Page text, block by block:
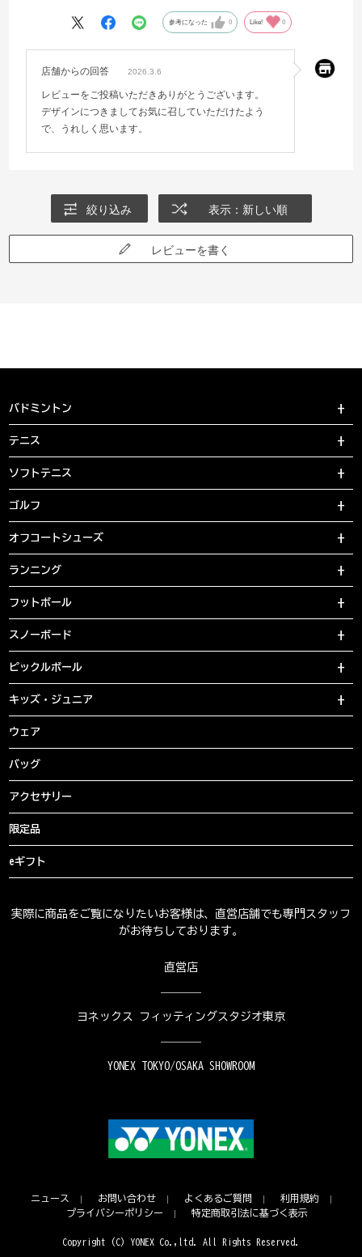
参考になった 0 Like! 0
店舗からの回答 2026.3.6
レビューをご投稿いただきありがとうございます。
デザインにつきましてお気に召していただけたよう
で、うれしく思います。
絞り込み 表示：新しい順
レビューを書く
バドミントン
テニス
ソフトテニス
ゴルフ
オフコートシューズ
ランニング
フットボール
スノーボード
ピックルボール
キッズ・ジュニア
ウェア
バッグ
アクセサリー
限定品
eギフト
実際に商品をご覧になりたいお客様は、直営店舗でも専門スタッフ
がお待ちしております。
直営店
ヨネックス フィッティングスタジオ東京
YONEX TOKYO/OSAKA SHOWROOM
ニュース お問い合わせ よくあるご質問
利用規約
プライバシーポリシー
特定商取引法に基づく表示
Copyright (C) YONEX Co.,ltd. All Rights Reserved.